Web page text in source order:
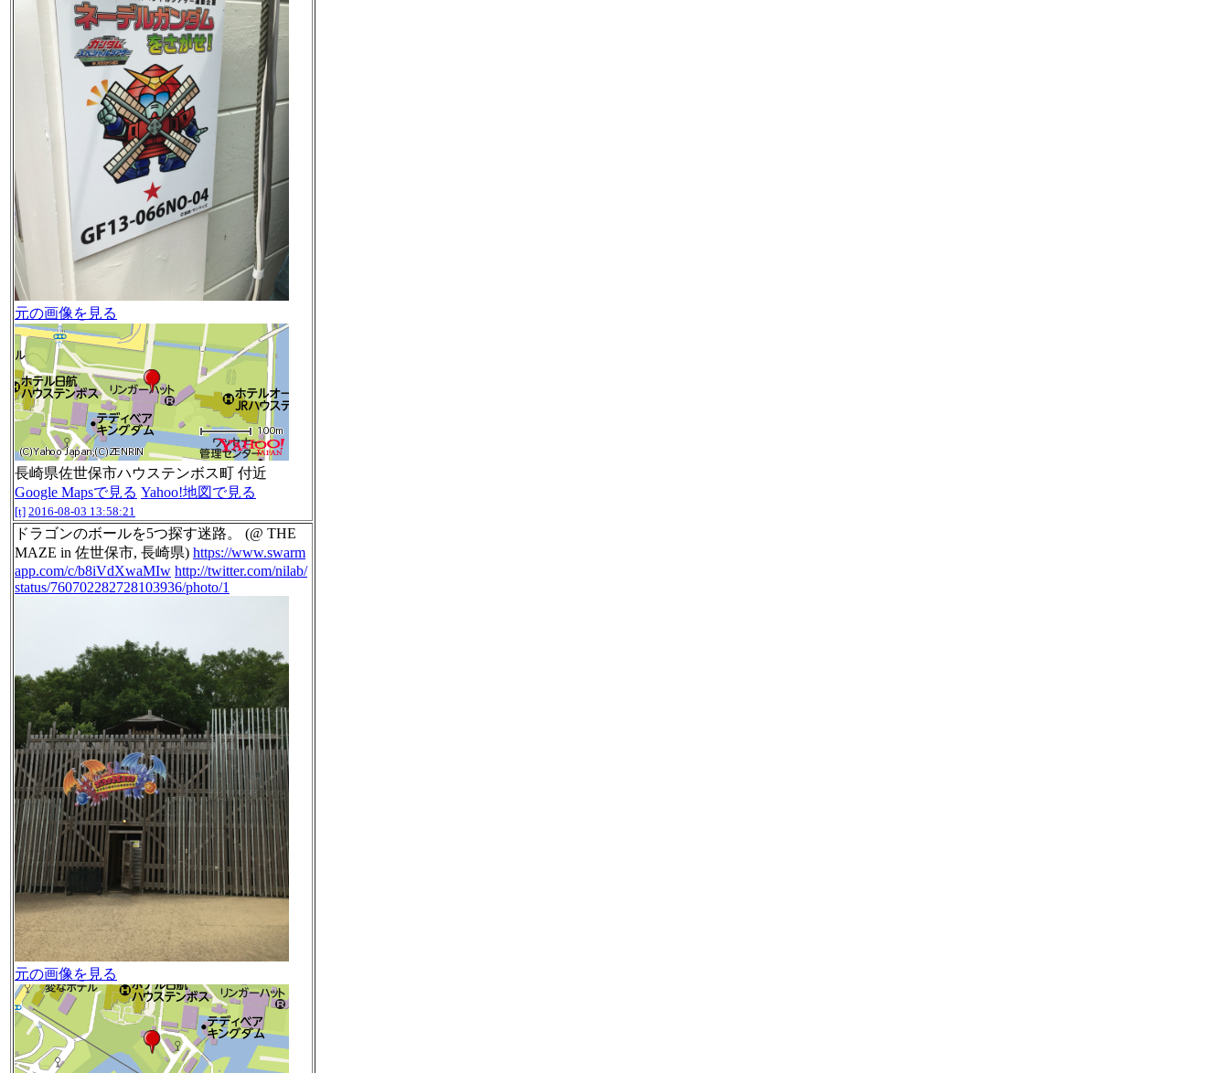
元の画像を見る
長崎県佐世保市ハウステンボス町 付近
Google Mapsで見る Yahoo!地図で見る
[t] 2016-08-03 13:58:21
ドラゴンのボールを5つ探す迷路。 (@ THE
MAZE in 佐世保市, 長崎県) https://www.swarm
app.com/c/b8iVdXwaMIw http://twitter.com/nilab/
status/760702282728103936/photo/1
元の画像を見る